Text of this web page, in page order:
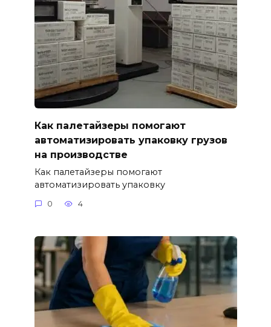
Как палетайзеры помогают
автоматизировать упаковку грузов
на производстве
Как палетайзеры помогают
автоматизировать упаковку
0 4